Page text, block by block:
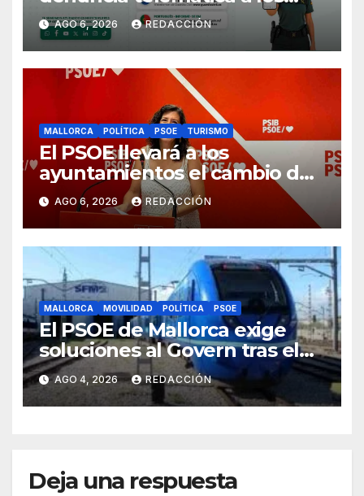
ciudadanos europeos
AGO 6, 2026 REDACCIÓN
MALLORCA POLÍTICA PSOE TURISMO
El PSOE llevará a los
ayuntamientos el cambio de
modelo turístico y de vivienda
AGO 6, 2026 REDACCIÓN
MALLORCA MOVILIDAD POLÍTICA PSOE
El PSOE de Mallorca exige
soluciones al Govern tras el
tijeretazo de trenes en
agosto
AGO 4, 2026 REDACCIÓN
Deja una respuesta